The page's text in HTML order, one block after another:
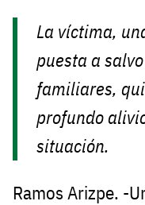
La víctima,
puesta a
familiares,
profundo
situación.
Ramos Arizpe. -